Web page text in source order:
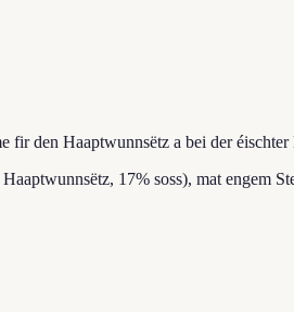
den Haaptwunnsëtz a bei der
17% soss), mat engem